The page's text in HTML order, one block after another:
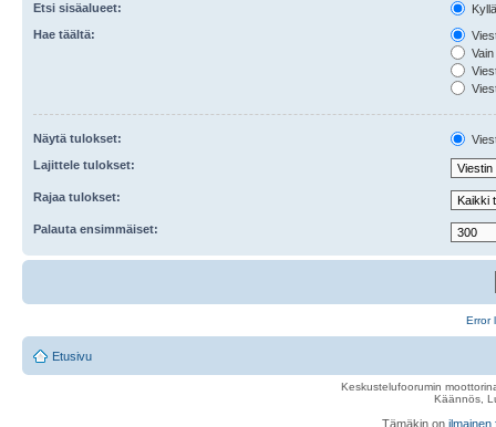
Etsi sisäalueet:
Hae täältä:
Näytä tulokset:
Lajittele tulokset:
Rajaa tulokset:
Palauta ensimmäiset:
Error
Etusivu
Keskustelufoorumin
Käännös,
Tämäkin on ilmainen